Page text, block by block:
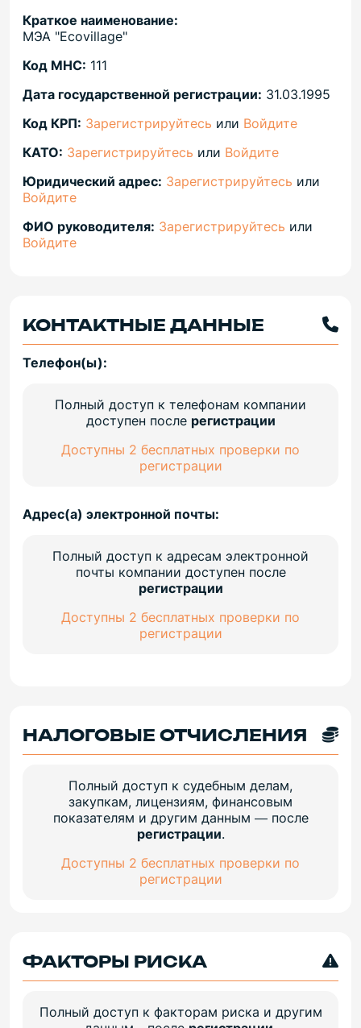
Краткое наименование:
МЭА "Есоvillаgе"
Код МНС: 111
Дата государственной регистрации: 31.03.1995
Код КРП: Зарегистрируйтесь или Войдите
КАТО: Зарегистрируйтесь или Войдите
Юридический адрес: Зарегистрируйтесь или
Войдите
ФИО руководителя: Зарегистрируйтесь или
Войдите
КОНТАКТНЫЕ ДАННЫЕ
Телефон(ы):
Полный доступ к телефонам компании
доступен после регистрации
Доступны 2 бесплатных проверки по
регистрации
Адрес(а) электронной почты:
Полный доступ к адресам электронной
почты компании доступен после
регистрации
Доступны 2 бесплатных проверки по
регистрации
НАЛОГОВЫЕ ОТЧИСЛЕНИЯ
Полный доступ к судебным делам,
закупкам, лицензиям, финансовым
показателям и другим данным — после
регистрации.
Доступны 2 бесплатных проверки по
регистрации
ФАКТОРЫ РИСКА
Полный доступ к факторам риска и другим